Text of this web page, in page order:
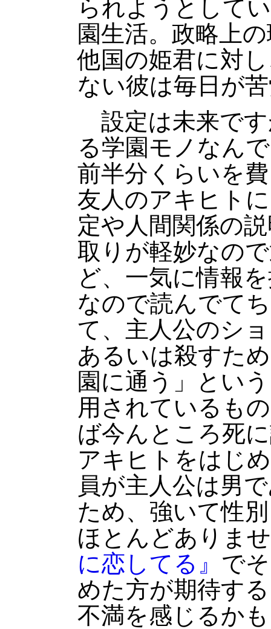
られようとして
園生活。政略上
他国の姫君に対
ない彼は毎日が
設定は未来で
る学園モノなん
前半分くらいを
友人のアキヒト
定や人間関係の
取りが軽妙なの
ど、一気に情報
なので読んでて
て、主人公のシ
あるいは殺すた
園に通う」とい
用されているも
ば今んところ死
アキヒトをはじ
員が主人公は男
ため、強いて性
ほとんどありま
に恋してる』 で
めた方が期待す
不満を感じるか